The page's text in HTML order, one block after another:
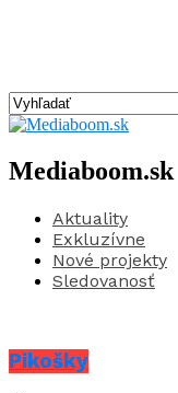
Mediaboom.sk
Aktuality
Exkluzívne
Nové projekty
Sledovanosť
Pikošky